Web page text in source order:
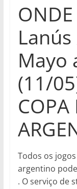
ONDE
Mayo
(11/
COPA
Todos os
argentino
. O serviço de